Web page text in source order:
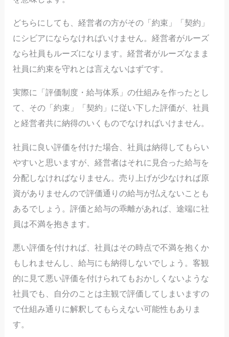
どちらにしても、経営者の方がその「約束」「契約」
にシビアにならなければいけません。経営者がルーズ
なら社員もルーズになります。経営者がルーズなまま
社員に約束を守れとは言えないはずです。
実際に「評価制度・給与体系」の仕組みを作ったとし
て、その「約束」「契約」に従い下した評価が、社員
と経営者共に納得のいくものでなければいけません。
社員に良い評価を付けた場合、社員は納得してもらい
やすいと思いますが、経営者はそれに見合った給与を
分配しなければなりません。売り上げが少なければ原
資がありませんので評価通りの給与が払えないことも
あるでしょう。評価と給与の乖離があれば、途端に社
員は不満を抱きます。
悪い評価を付ければ、社員はその時点で不満を抱くか
もしれませんし、給与にも納得しないでしょう。客観
的に見て悪い評価を付けられてもおかしくないような
社員でも、自分のことは主観で評価してしまいますの
で仕組み通りに解釈してもらえない可能性もありま
す。